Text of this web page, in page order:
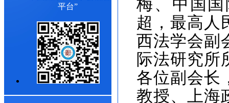
平台”
梅、中国
超，最高人
西法学会副
际法研究所
各位副会长
教授、上海